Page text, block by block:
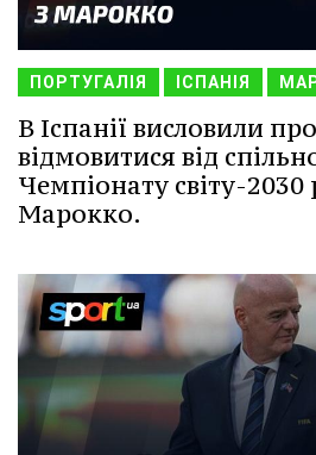
ПОРТУГАЛІЯ ІСПАНІЯ
В Іспанії висловили
відмовитися від
Чемпіонату світу-2030
Марокко.